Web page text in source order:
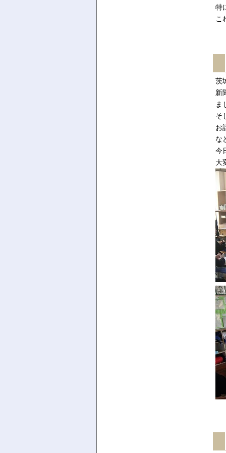
特
こ
茨
新
ま
そ
お
な
今
大